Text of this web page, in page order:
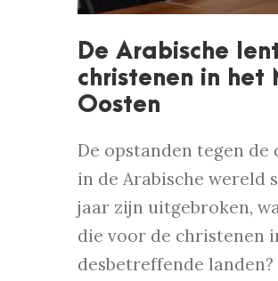
De Arabische
christenen in het
Oosten
De opstanden tegen
in de Arabische wereld
jaar zijn uitgebroken,
die voor de christenen
desbetreffende